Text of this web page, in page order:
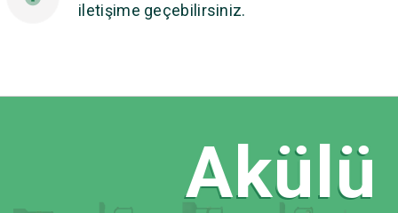
iletişime geçebilirsiniz.